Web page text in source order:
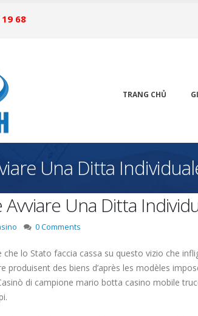
68
TRANG CHỦ
Una Ditta
Avviare Una Ditta
0 Comments
che lo Stato faccia cassa su questo vizio che
produisent des biens d’après les modèles
di campione mario botta casino mobile